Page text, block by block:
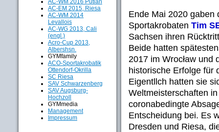
AC-WM 2016 Putian
AC-EM 2015, Riesa
AC-WM 2014
Levallois
AC-WG 2013, Cali
(engl.)
Acro-Cup 2013,
Albershsn.
GYMfamily
ACO-Sportakrobatik
Ottendorf-Okrilla
SC Riesa
SAV Schwarzenberg
SAV Augsburg-
Hochzoll
GYMmedia
Management
Impressum
Ende Mai 2020 gaben
Sportakrobaten Tim
Sachsen ihren
Beide hatten
2017 im Wrocław und
historische Erfolge für
Eigentllch hatten sie
Weltmeisterschaften
coronabedingte
Entscheidung bei. Es
Dresden und Riesa,